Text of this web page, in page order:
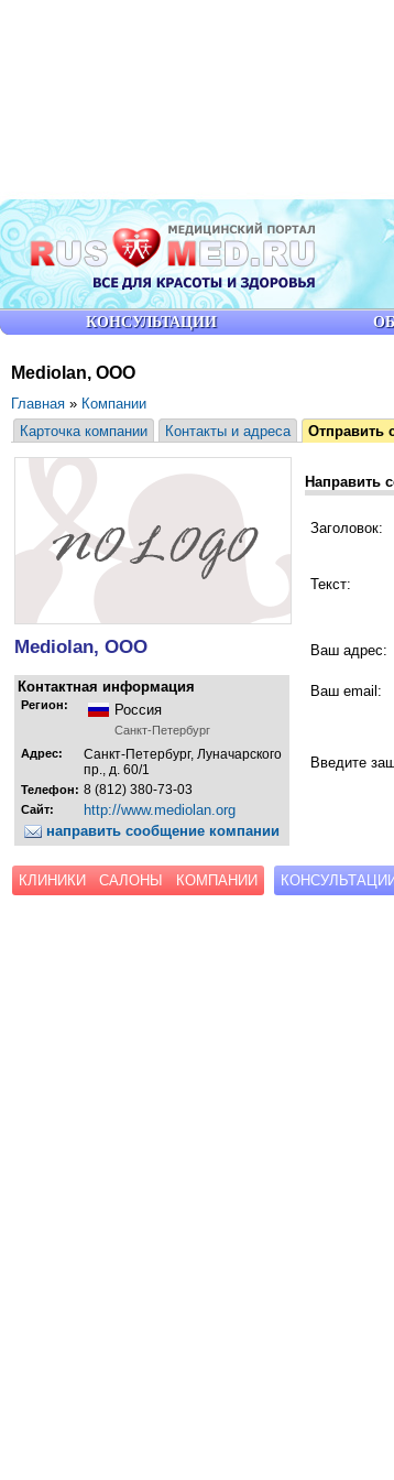
Mediolan, ООО
Главная » Компании
Карточка компании
Контакты и адреса Отправить
Mediolan, ООО
Контактная информация
Регион: Россия
Санкт-Петербург
Адрес:
Санкт-Петербург, Луначарского
пр., д. 60/1
Телефон: 8 (812) 380-73-03
Сайт:
http://www.mediolan.org
направить сообщение компании
Направить
Заголовок:
Текст:
Ваш адрес:
Ваш email:
Введите
КЛИНИКИ САЛОНЫ КОМПАНИИ
КОНСУЛЬТАЦИИ